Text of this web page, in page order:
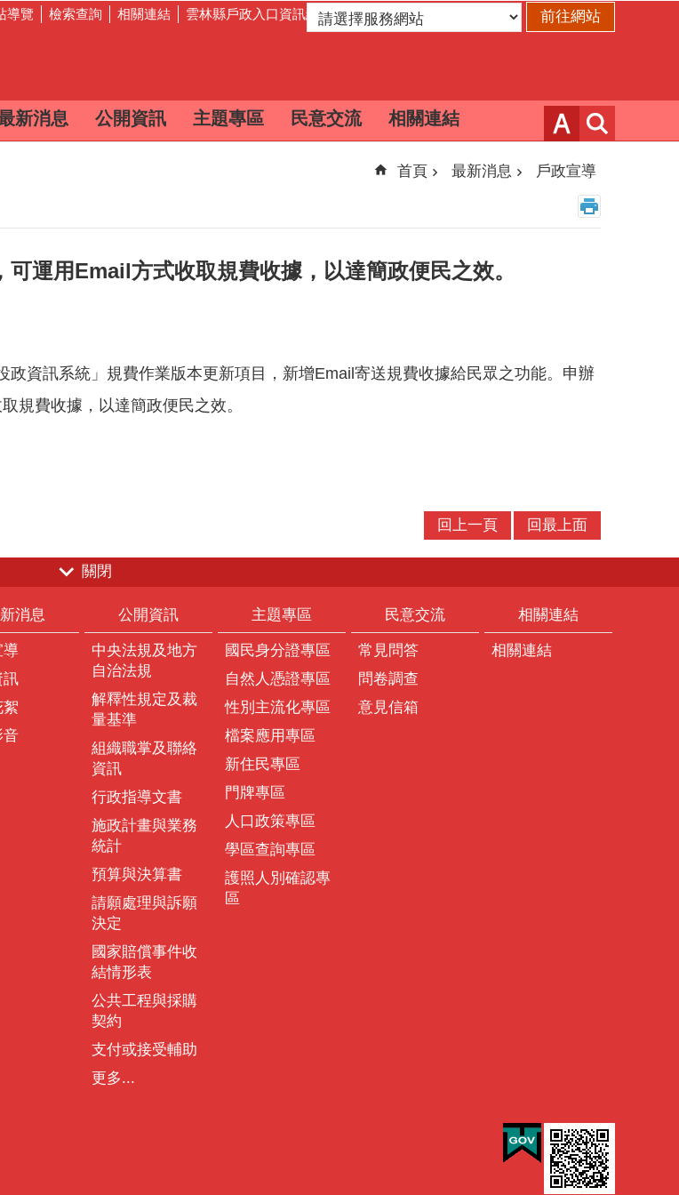
導覽 檢索查詢 相關連結 雲林縣戶政入口資訊網
新消息 公開資訊 主題專區 民意交流 相關連結
首頁 最新消息 戶政宣導
運用Email方式收取規費收據，以達簡政便民之效。
資訊系統」規費作業版本更新項目，新增Email寄送規費收據給民眾之功能。申辦
規費收據，以達簡政便民之效。
回上一頁 回最上面
關閉
消息
導
訊
絮
音
公開資訊
中央法規及地方
自治法規
解釋性規定及裁
量基準
組織職掌及聯絡
資訊
行政指導文書
施政計畫與業務
統計
預算與決算書
請願處理與訴願
決定
國家賠償事件收
結情形表
公共工程與採購
契約
支付或接受輔助
更多...
主題專區
國民身分證專區
自然人憑證專區
性別主流化專區
檔案應用專區
新住民專區
門牌專區
人口政策專區
學區查詢專區
護照人別確認專
區
民意交流
常見問答
問卷調查
意見信箱
相關連結
相關連結